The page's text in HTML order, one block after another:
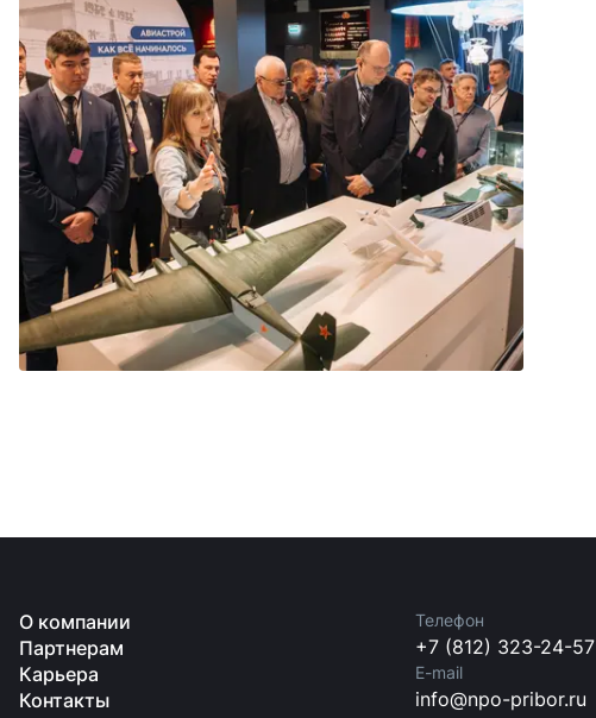
О компании
Партнерам
Карьера
Контакты
Телефон
+7 (812) 323-24-57
E-mail
info@npo-pribor.ru